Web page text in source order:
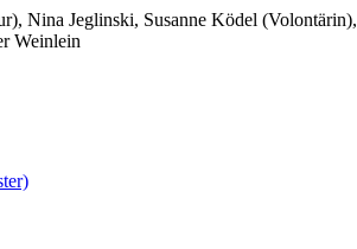
Nina Jeglinski, Susanne Ködel (Volontärin),
Weinlein